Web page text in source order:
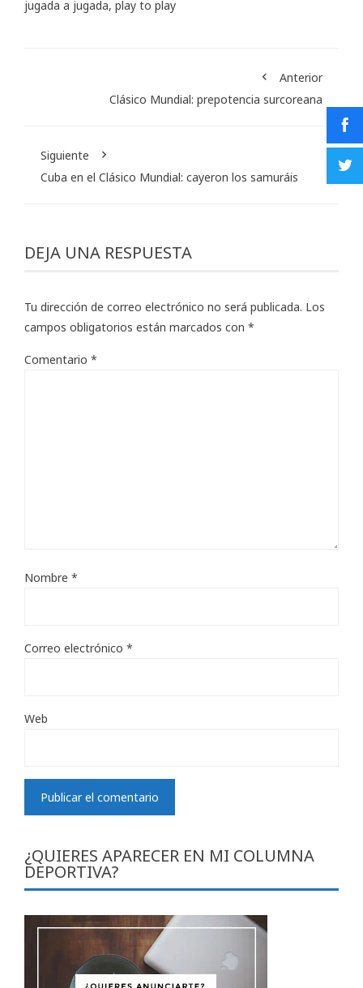
jugada a jugada, play to play
Anterior
Clásico Mundial: prepotencia surcoreana
Siguiente
Cuba en el Clásico Mundial: cayeron los samuráis
DEJA UNA RESPUESTA
Tu dirección de correo electrónico no será publicada. Los
campos obligatorios están marcados con *
Comentario *
Nombre *
Correo electrónico *
Web
¿QUIERES APARECER EN MI COLUMNA
DEPORTIVA?